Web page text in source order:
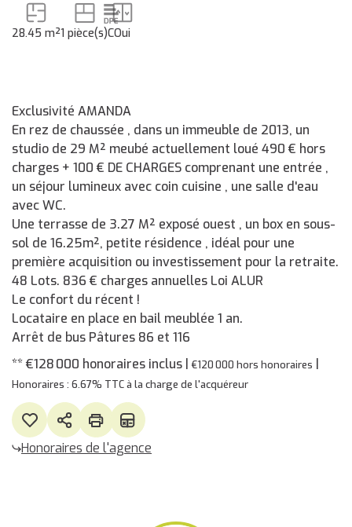
28.45 m²1 pièce(s)COui
Exclusivité AMANDA
En rez de chaussée , dans un immeuble de 2013, un
studio de 29 M² meubé actuellement loué 490 € hors
charges + 100 € DE CHARGES comprenant une entrée ,
un séjour lumineux avec coin cuisine , une salle d'eau
avec WC.
Une terrasse de 3.27 M² exposé ouest , un box en sous-
sol de 16.25m², petite résidence , idéal pour une
première acquisition ou investissement pour la retraite.
48 Lots. 836 € charges annuelles Loi ALUR
Le confort du récent !
Locataire en place en bail meublée 1 an.
Arrêt de bus Pâtures 86 et 116
** €128 000 honoraires inclus €120 000 hors honoraires
Honoraires : 6.67% TTC à la charge de l'acquéreur
Honoraires de l'agence